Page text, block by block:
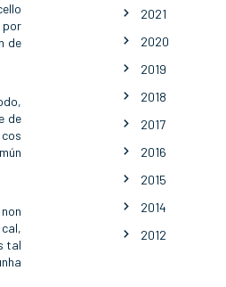
por
de
de
tal
2021
2020
2019
2018
2017
2016
2015
2014
2012